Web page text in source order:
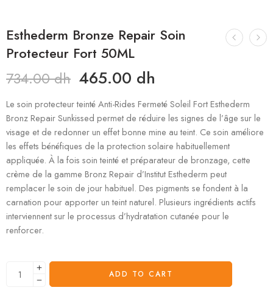
Esthederm Bronze Repair Soin
Protecteur Fort 50ML
734.00dh 465.00 dh
Le soin protecteur teinté Anti-Rides Fermeté Soleil Fort Esthederm
Bronz Repair Sunkissed permet de réduire les signes de l’âge sur le
visage et de redonner un effet bonne mine au teint. Ce soin améliore
les effets bénéfiques de la protection solaire habituellement
appliquée. À la fois soin teinté et préparateur de bronzage, cette
crème de la gamme Bronz Repair d’Institut Esthederm peut
remplacer le soin de jour habituel. Des pigments se fondent à la
carnation pour apporter un teint naturel. Plusieurs ingrédients actifs
interviennent sur le processus d’hydratation cutanée pour le
renforcer.
ADD TO CART